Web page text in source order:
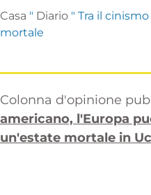
Casa " Diario " Tra il
mortale
Colonna d'opinione
americano, l'Europa
un'estate mortale in